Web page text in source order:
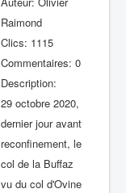
Raimond
Clics: 1115
Commentaires: 0
Description:
29 octobre 2020,
dernier jour avant
reconfinement, le
col de la Buffaz
vu du col d'Ovine